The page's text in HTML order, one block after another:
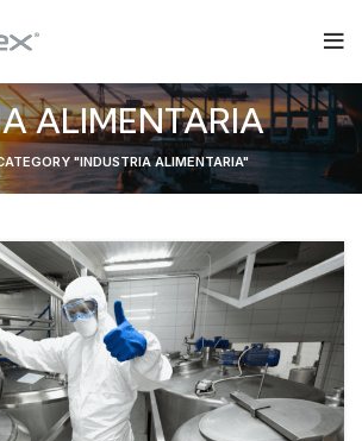
ALIMENTARIA
"INDUSTRIA ALIMENTARIA"